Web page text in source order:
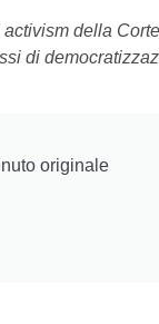
della
di
originale